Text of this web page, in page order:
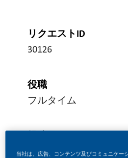
リクエストID
30126
役職
フルタイム
07/03/2026
当社は、広告、コンテンツ及びコミュニケー